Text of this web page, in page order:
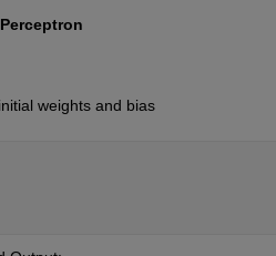
weights and bias